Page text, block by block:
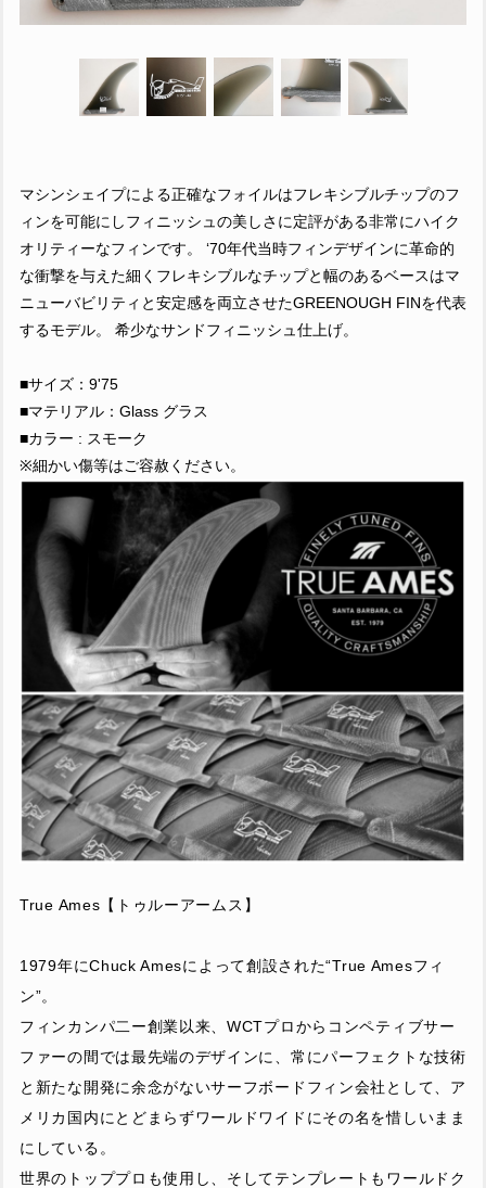
マシンシェイプによる正確なフォイルはフレキシブルチップのフ
ィンを可能にしフィニッシュの美しさに定評がある非常にハイク
オリティーなフィンです。 ‘70年代当時フィンデザインに革命的
な衝撃を与えた細くフレキシブルなチップと幅のあるベースはマ
ニューバビリティと安定感を両立させたGREENOUGH FINを代表
するモデル。 希少なサンドフィニッシュ仕上げ。
■サイズ：9'75
■マテリアル：Glass グラス
■カラー : スモーク
※細かい傷等はご容赦ください。
True Ames【トゥルーアームス】
1979年にChuck Amesによって創設された“True Amesフィ
ン”。
フィンカンパ二ー創業以来、WCTプロからコンペティブサー
ファーの間では最先端のデザインに、常にパーフェクトな技術
と新たな開発に余念がないサーフボードフィン会社として、ア
メリカ国内にとどまらずワールドワイドにその名を惜しいまま
にしている。
世界のトッププロも使用し、そしてテンプレートもワールドク